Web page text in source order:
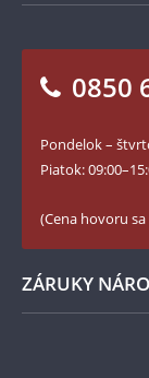
100. výročie
Numizmatické
Blog Pokladnica
Facebook
YouTube
0850
Pondelok –
Piatok:
(Cena hovoru
ZÁRUKY